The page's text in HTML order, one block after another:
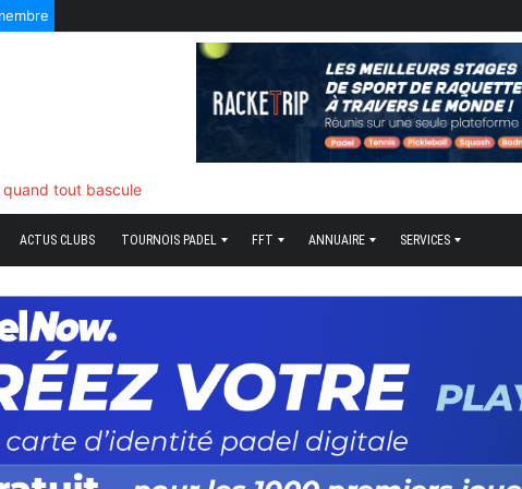
tout bascule
ACTUS CLUBS TOURNOIS PADEL FFT ANNUAIRE SERVICES